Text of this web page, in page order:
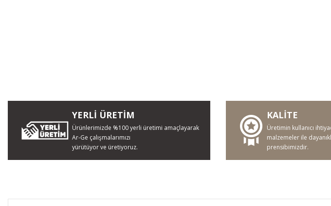
YERLİ ÜRETİM
Ürünlerimizde %100 yerli üretimi amaçlayarak
Ar-Ge çalışmalarımızı
yürütüyor ve üretiyoruz.
KALİTE
Üretimin kullanıcı
malzemeler ile
prensibimizdir.